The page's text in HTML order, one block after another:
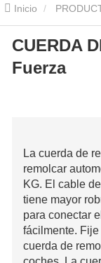
Inicio
remolque
CUERDA
Fuerza
La cuerda de
remolcar
KG. El cable
tiene mayor
para conectar
fácilmente.
cuerda de